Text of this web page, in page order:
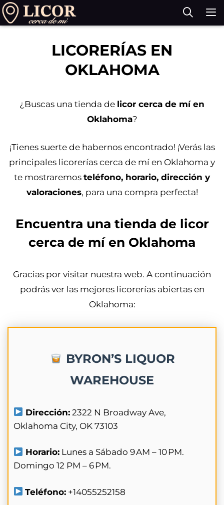
Saltar
al
LICORERÍAS EN
OKLAHOMA
¿Buscas una tienda de licor cerca de mí en
Oklahoma?
¡Tienes suerte de habernos encontrado! ¡Verás las
principales licorerías cerca de mí en Oklahoma y
te mostraremos teléfono, horario, dirección y
valoraciones, para una compra perfecta!
Encuentra una tienda de licor
cerca de mí en Oklahoma
Gracias por visitar nuestra web. A continuación
podrás ver las mejores licorerías abiertas en
Oklahoma:
BYRON’S LIQUOR
WAREHOUSE
Dirección: 2322 N Broadway Ave,
Oklahoma City, OK 73103
Horario: Lunes a Sábado 9 AM – 10 PM.
Domingo 12 PM – 6 PM.
Teléfono: +14055252158